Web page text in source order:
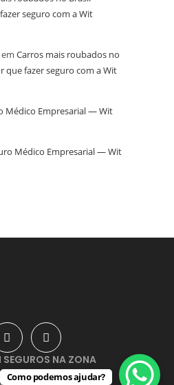
seguro com a Wit
em Carros mais roubados no
que fazer seguro com a Wit
Médico Empresarial — Wit
Médico Empresarial — Wit
NA ZONA
-
Como podemos ajudar?